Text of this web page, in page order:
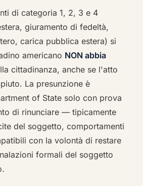
di categoria 1, 2, 3 e 4
giuramento di fedeltà,
carica pubblica estera) si
americano NON abbia
cittadinanza, anche se l'atto
La presunzione è
of State solo con prova
di rinunciare — tipicamente
del soggetto, comportamenti
con la volontà di restare
formali del soggetto